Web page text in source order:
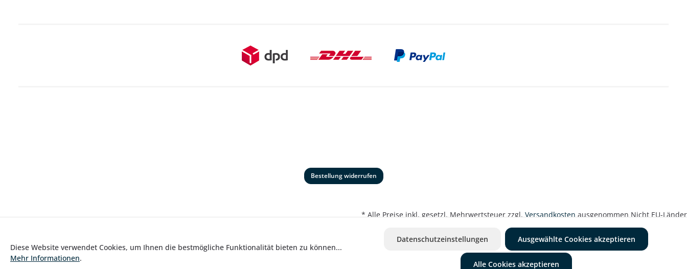
Bestellung widerrufen
* Alle Preise inkl. gesetzl. Mehrwertsteuer zzgl. Versandkosten ausgenommen Nicht EU-Länder
Diese Website verwendet Cookies, um Ihnen die bestmögliche Funktionalität bieten zu können...
Mehr Informationen.
Datenschutzeinstellungen Ausgewählte Cookies akzeptieren
Alle Cookies akzeptieren